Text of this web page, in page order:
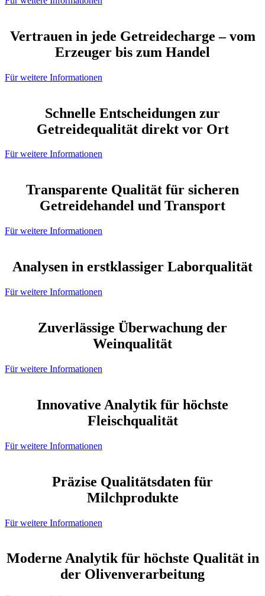
Vertrauen in jede Getreidecharge – vom
Erzeuger bis zum Handel
Für weitere Informationen
Schnelle Entscheidungen zur
Getreidequalität direkt vor Ort
Für weitere Informationen
Transparente Qualität für sicheren
Getreidehandel und Transport
Für weitere Informationen
Analysen in erstklassiger Laborqualität
Für weitere Informationen
Zuverlässige Überwachung der
Weinqualität
Für weitere Informationen
Innovative Analytik für höchste
Fleischqualität
Für weitere Informationen
Präzise Qualitätsdaten für
Milchprodukte
Für weitere Informationen
Moderne Analytik für höchste Qualität in
der Olivenverarbeitung